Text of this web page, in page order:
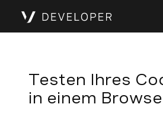
Testen Ihres
in einem